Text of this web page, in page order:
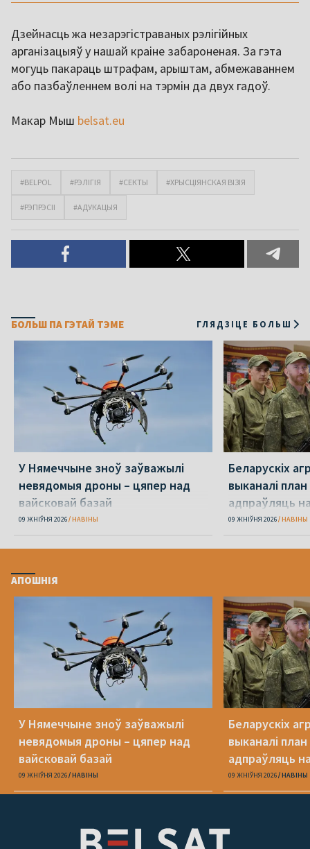
Дзейнасць жа незарэгістраваных рэлігійных
арганізацыяў у нашай краіне забароненая. За гэта
могуць пакараць штрафам, арыштам, абмежаваннем
або пазбаўленнем волі на тэрмін да двух гадоў.
Макар Мыш belsat.eu
#BELPOL #РЭЛІГІЯ #СЕКТЫ #ХРЫСЦІЯНСКАЯ ВІЗІЯ
#РЭПРЭСІІ #АДУКАЦЫЯ
БОЛЬШ ПА ГЭТАЙ ТЭМЕ ГЛЯДЗІЦЕ БОЛЬШ
У Нямеччыне зноў заўважылі
невядомыя дроны – цяпер над
вайсковай базай
09 ЖНІЎНЯ 2026 НАВІНЫ
Беларускіх
выканалі
адпраўляць
09 ЖНІЎНЯ 2026 НАВІНЫ
АПОШНІЯ
У Нямеччыне зноў заўважылі
невядомыя дроны – цяпер над
вайсковай базай
09 ЖНІЎНЯ 2026 НАВІНЫ
Беларускіх
выканалі
адпраўляць
09 ЖНІЎНЯ 2026 НАВІНЫ